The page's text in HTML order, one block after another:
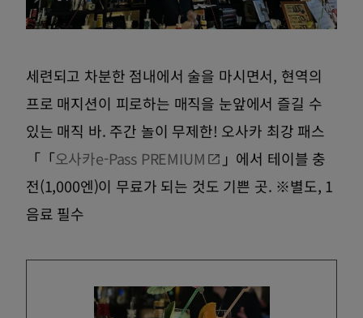
세련되고 차분한 점내에서 술을 마시면서, 현역의
프로 매지션이 피로하는 매직을 눈앞에서 즐길 수
있는 매직 바. 주간 놀이 무제한! 오사카 최강 패스
「「오사카e-Pass PREMIUM
」에서 테이블 충
전(1,000엔)이 무료가 되는 것도 기쁜 곳. ※별도, 1
음료 필수